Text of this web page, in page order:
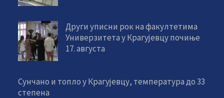
Други уписни рок на факултетима
Универзитета у Крагујевцу почиње
17. августа
Сунчано и топло у Крагујевцу, температура до 33
степена